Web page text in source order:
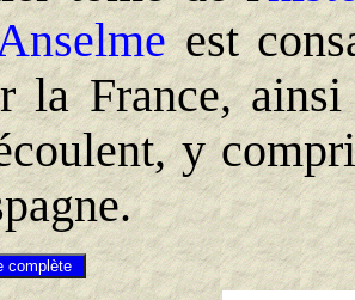
est
la France,
y